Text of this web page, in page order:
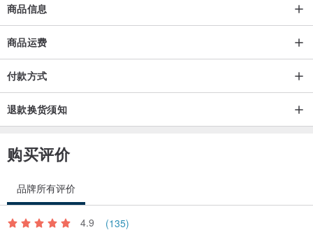
商品信息
商品运费
付款方式
退款换货须知
购买评价
品牌所有评价
4.9 (135)